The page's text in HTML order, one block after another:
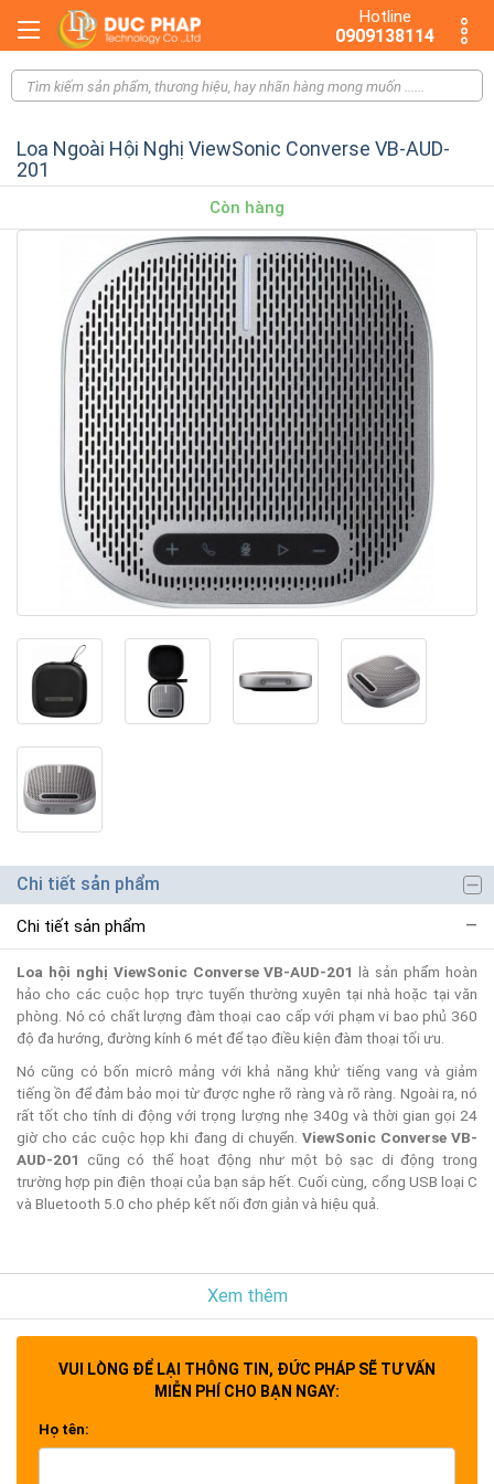
Hotline
0909138114
Loa Ngoài Hội Nghị ViewSonic Converse VB-AUD-
201
Còn hàng
Chi tiết sản phẩm
Chi tiết sản phẩm
Loa hội nghị ViewSonic Converse VB-AUD-201 là sản phẩm hoàn
hảo cho các cuộc họp trực tuyến thường xuyên tại nhà hoặc tại văn
phòng. Nó có chất lượng đàm thoại cao cấp với phạm vi bao phủ 360
độ đa hướng, đường kính 6 mét để tạo điều kiện đàm thoại tối ưu.
Nó cũng có bốn micrô mảng với khả năng khử tiếng vang và giảm
tiếng ồn để đảm bảo mọi từ được nghe rõ ràng và rõ ràng. Ngoài ra, nó
rất tốt cho tính di động với trọng lượng nhẹ 340g và thời gian gọi 24
giờ cho các cuộc họp khi đang di chuyển. ViewSonic Converse VB-
AUD-201 cũng có thể hoạt động như một bộ sạc di động trong
trường hợp pin điện thoại của bạn sắp hết. Cuối cùng, cổng USB loại C
và Bluetooth 5.0 cho phép kết nối đơn giản và hiệu quả.
Đàm thoại không bị làm phiền với phạm vi phủ sóng lên đến 6m
Lý tưởng cho tối đa 6 người,loa ngoài hội nghị ViewSonic
Converse VB-AUD-201
cung cấp âm thanh đa hướng 360 độ với
đường kính bao phủ 6m và micrô có khả năng khử tiếng vang và giảm
tiếng ồn. Mọi người tham dự đều có thể dễ dàng tập trung và tận
hưởng chất lượng cuộc trò chuyện siêu nét.
Converse VB-AUD-201cũng được trang bị Bluetooth 5.0 để đảm bảo
Xem thêm
VUI LÒNG ĐỂ LẠI THÔNG TIN, ĐỨC PHÁP SẼ TƯ VẤN
MIỄN PHÍ CHO BẠN NGAY:
Họ tên: